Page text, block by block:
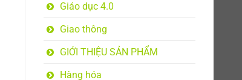
Giáo dục 4.0
Giao thông
GIỚI THIỆU SẢN PHẨM
Hàng hóa